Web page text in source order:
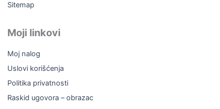
Sitemap
Moji linkovi
Moj nalog
Uslovi korišćenja
Politika privatnosti
Raskid ugovora – obrazac